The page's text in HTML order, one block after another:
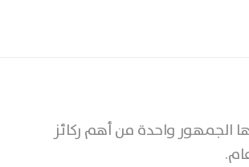
الجمهور واحدة من أهم ركائز